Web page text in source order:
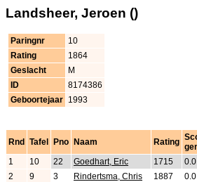
Landsheer, Jeroen ()
Paringnr
10
Rating
1864
Geslacht
M
ID
8174386
Geboortejaar 1993
Rnd Tafel Pno Naam Rating
1
10 22 Goedhart, Eric 1715 0.0
2
9 3 Rindertsma, Chris 1887 0.0